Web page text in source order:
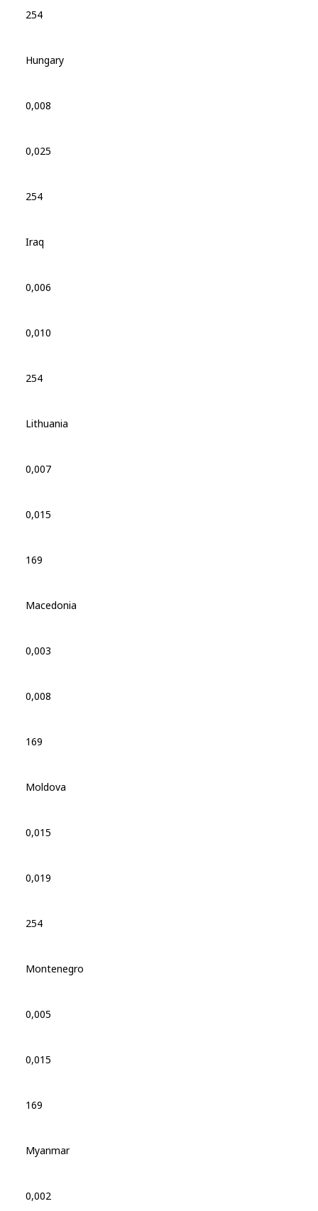
254
Hungary
0,008
0,025
254
Iraq
0,006
0,010
254
Lithuania
0,007
0,015
169
Macedonia
0,003
0,008
169
Moldova
0,015
0,019
254
Montenegro
0,005
0,015
169
Myanmar
0,002